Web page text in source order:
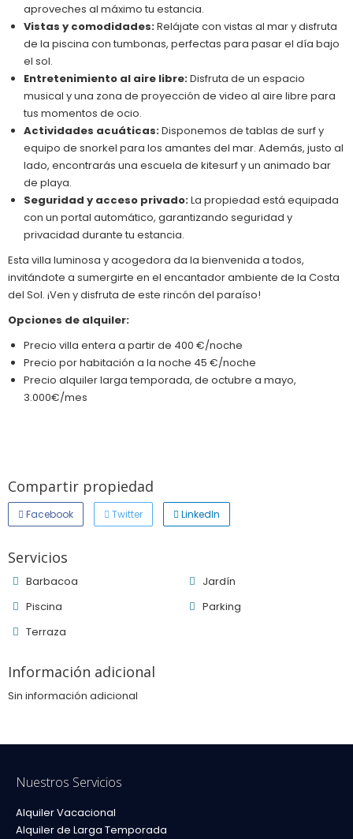
aproveches al máximo tu estancia.
Vistas y comodidades:Relájate con vistas al mar y disfruta
de la piscina con tumbonas, perfectas para pasar el día bajo
el sol.
Entretenimiento al aire libre:Disfruta de un espacio
musical y una zona de proyección de video al aire libre para
tus momentos de ocio.
Actividades acuáticas:Disponemos de tablas de surf y
equipo de snorkel para los amantes del mar. Además, justo al
lado, encontrarás una escuela de kitesurf y un animado bar
de playa.
Seguridad y acceso privado:La propiedad está equipada
con un portal automático, garantizando seguridad y
privacidad durante tu estancia.
Esta villa luminosa y acogedora da la bienvenida a todos,
invitándote a sumergirte en el encantador ambiente de la Costa
del Sol. ¡Ven y disfruta de este rincón del paraíso!
Opciones de alquiler:
Precio villa entera a partir de 400 €/noche
Precio por habitación a la noche 45 €/noche
Precio alquiler larga temporada, de octubre a mayo,
3.000€/mes
Compartir propiedad
Facebook Twitter LinkedIn
Servicios
Barbacoa
Jardín
Piscina
Parking
Terraza
Información adicional
Sin información adicional
Nuestros Servicios
Alquiler Vacacional
Alquiler de Larga Temporada